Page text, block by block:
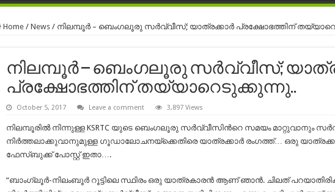
Home / News / നിലമ്പൂര്‍ – ബെംഗലൂരു സര്‍വ്വീസ്; യാത്രക്കാര്‍ പ്രക്ഷോഭത്തിന്
നിലമ്പൂര്‍ – ബെംഗലൂരു സര്‍വ്വീസ്;
പ്രക്ഷോഭത്തിന് തയ്യാറെടുക്കുന്നു..
October 5, 2017 Leave a comment 3,897 Views
നിലമ്പൂരില്‍ നിന്നുള്ള KSRTC യുടെ ബെംഗലൂരു സര്‍വ്വീസിന്‍റെ സമയം മാറ്റുവാനും
നിര്‍ത്തലാക്കുവാനുമുള്ള ഗൂഡാലോചനയ്ക്കെതിരെ യാത്രക്കാര്‍ രംഗത്ത്… ഒരു
ഫേസ്ബുക്ക് പോസ്റ്റ്‌ ഇതാ….
“ബാംഗ്ലൂർ-നിലംബൂർ റൂട്ടിലെ സ്ഥിരം ഒരു യാത്രകാരൻ ആണ് ഞാൻ. ചിലത്